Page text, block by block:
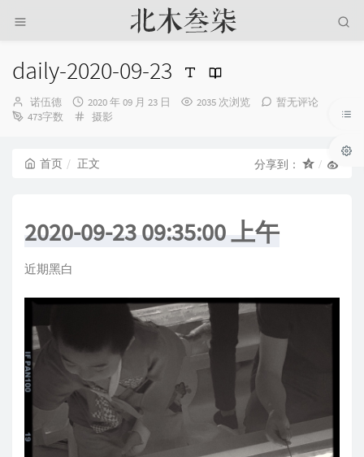
daily-2020-09-23
博
主：
诺伍德
发
布
2020 年 09 月 23 日 2035 次浏览
暂无评论
473字数
分
摄影
首页 正文 分享到：
2020-09-23 09:35:00 上午
近期黑白